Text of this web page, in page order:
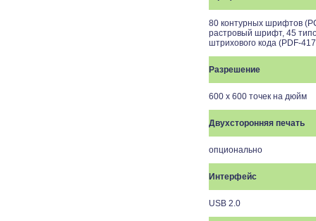
80 контурных шрифтов
растровый шрифт, 45
штрихового кода (PDF-
Разрешение
600 х 600 точек на дюйм
Двухсторонняя печать
опционально
Интерфейс
USB 2.0